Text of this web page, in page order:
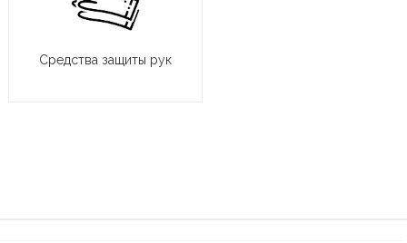
Средства защиты рук